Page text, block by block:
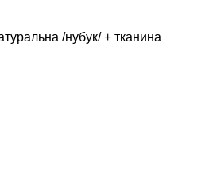
/нубук/ + тканина